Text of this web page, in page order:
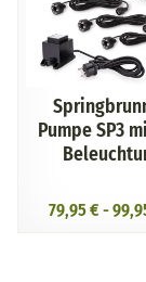
Pumpe SP3
79,95 € -